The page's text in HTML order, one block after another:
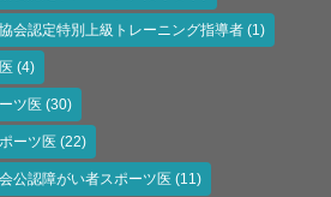
会認定特別上級トレーニング指導者 (1)
(4)
ツ医 (30)
ーツ医 (22)
公認障がい者スポーツ医 (11)